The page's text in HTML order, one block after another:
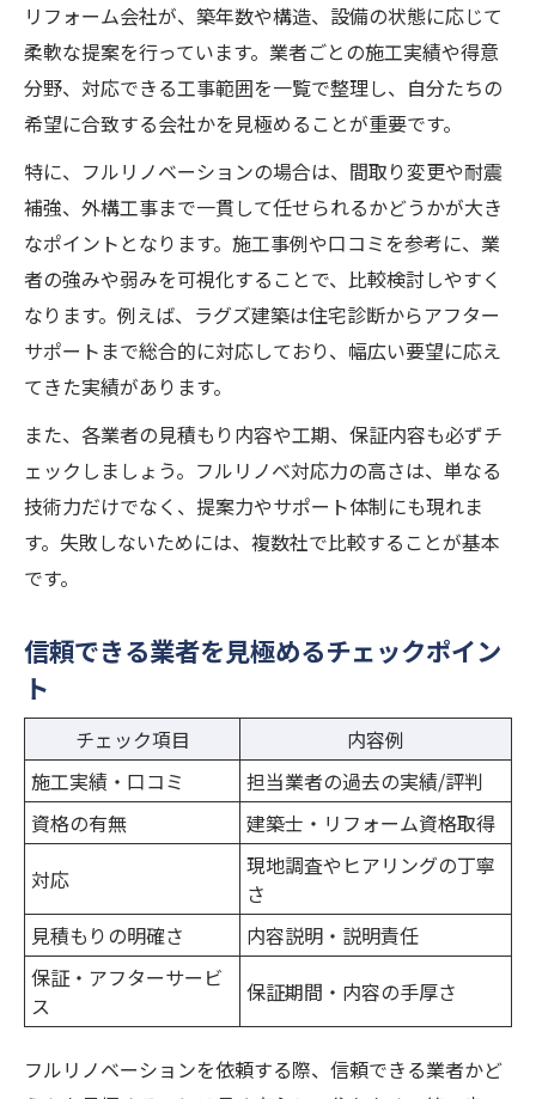
リフォーム会社が、築年数や構造、設備の状態に応じて
柔軟な提案を行っています。業者ごとの施工実績や得意
分野、対応できる工事範囲を一覧で整理し、自分たちの
希望に合致する会社かを見極めることが重要です。
特に、フルリノベーションの場合は、間取り変更や耐震
補強、外構工事まで一貫して任せられるかどうかが大き
なポイントとなります。施工事例や口コミを参考に、業
者の強みや弱みを可視化することで、比較検討しやすく
なります。例えば、ラグズ建築は住宅診断からアフター
サポートまで総合的に対応しており、幅広い要望に応え
てきた実績があります。
また、各業者の見積もり内容や工期、保証内容も必ずチ
ェックしましょう。フルリノベ対応力の高さは、単なる
技術力だけでなく、提案力やサポート体制にも現れま
す。失敗しないためには、複数社で比較することが基本
です。
信頼できる業者を見極めるチェックポイン
ト
チェック項目
内容例
施工実績・口コミ
担当業者の過去の実績/評判
資格の有無
建築士・リフォーム資格取得
対応
現地調査やヒアリングの丁寧
さ
見積もりの明確さ
内容説明・説明責任
保証・アフターサービ
ス
保証期間・内容の手厚さ
フルリノベーションを依頼する際、信頼できる業者かど